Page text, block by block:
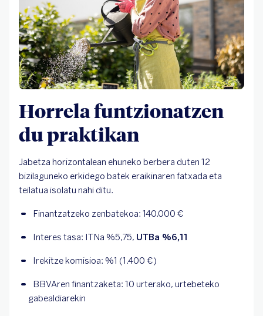
Horrela funtzionatzen
du praktikan
Jabetza horizontalean ehuneko berbera duten 12
bizilaguneko erkidego batek eraikinaren fatxada eta
teilatua isolatu nahi ditu.
Finantzatzeko zenbatekoa: 140.000 €
Interes tasa: ITNa %5,75, UTBa %6,11
Irekitze komisioa: %1 (1.400 €)
BBVAren finantzaketa: 10 urterako, urtebeteko
gabealdiarekin